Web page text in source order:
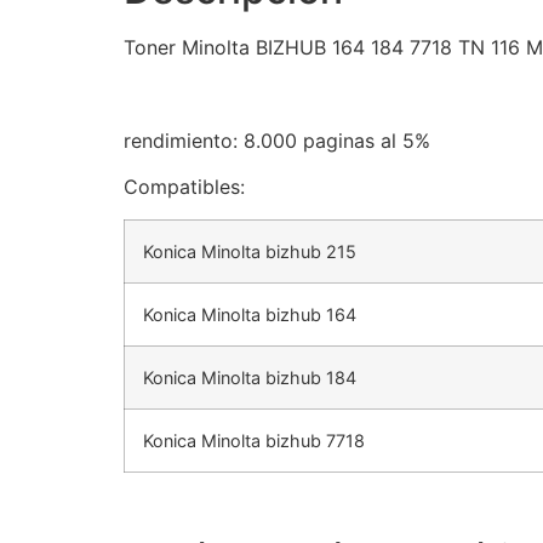
Toner Minolta BIZHUB 164 184 7718 TN 116
rendimiento: 8.000 paginas al 5%
Compatibles:
Konica Minolta bizhub 215
Konica Minolta bizhub 164
Konica Minolta bizhub 184
Konica Minolta bizhub 7718